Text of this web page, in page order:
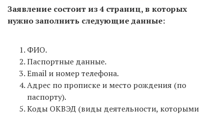
Заявление состоит из 4 страниц, в которых
нужно заполнить следующие данные:
ФИО.
Паспортные данные.
Email и номер телефона.
Адрес по прописке и место рождения (по
паспорту).
Коды ОКВЭД (виды деятельности, которыми